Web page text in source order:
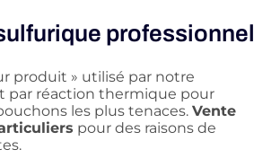
professionnel
produit » utilisé par notre
par réaction thermique pour
les plus tenaces. Vente
pour des raisons de